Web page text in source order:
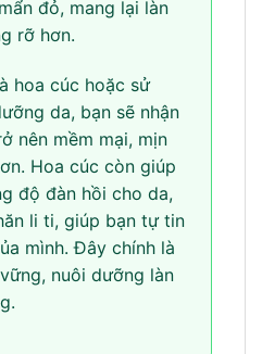
đỏ, mang lại làn
rỡ hơn.
hoa cúc hoặc sử
da, bạn sẽ nhận
nên mềm mại, mịn
Hoa cúc còn giúp
độ đàn hồi cho da,
li ti, giúp bạn tự tin
mình. Đây chính là
nuôi dưỡng làn